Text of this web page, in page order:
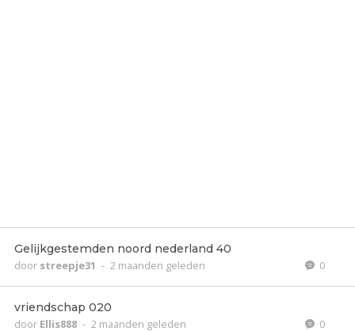
Gelijkgestemden noord nederland 40
door streepje31 - 2 maanden geleden 0
vriendschap 020
door Ellis888 - 2 maanden geleden 0